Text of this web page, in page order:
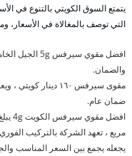
يتمتع السوق الكويتي بالتنوع في
التي توصف بالمغالاة في
والضمان.
ضمان عام.
مربع ، تعهد الشركة بالتركيب الفوري
يجعله يجمع بين السعر المناسب